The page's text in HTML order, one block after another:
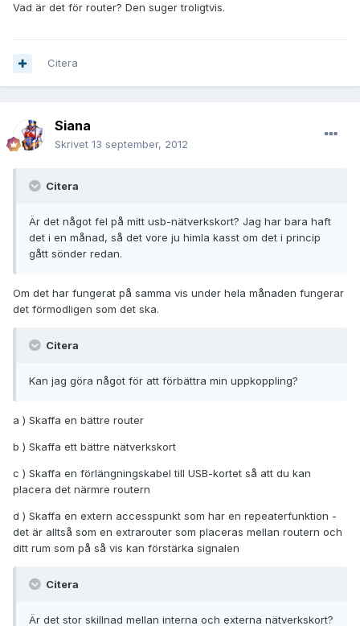
Vad är det för router? Den suger troligtvis.
Citera
Siana
Skrivet 13 september, 2012
Citera
Är det något fel på mitt usb-nätverkskort? Jag har bara haft
det i en månad, så det vore ju himla kasst om det i princip
gått sönder redan.
Om det har fungerat på samma vis under hela månaden fungerar
det förmodligen som det ska.
Citera
Kan jag göra något för att förbättra min uppkoppling?
a ) Skaffa en bättre router
b ) Skaffa ett bättre nätverkskort
c ) Skaffa en förlängningskabel till USB-kortet så att du kan
placera det närmre routern
d ) Skaffa en extern accesspunkt som har en repeaterfunktion -
det är alltså som en extrarouter som placeras mellan routern och
ditt rum som på så vis kan förstärka signalen
Citera
Är det stor skillnad mellan interna och externa nätverkskort?